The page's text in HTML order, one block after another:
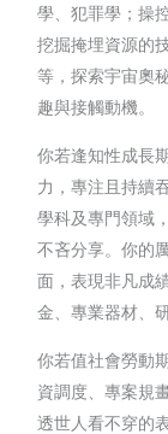
學、犯罪學；操
挖掘掩埋資源的
等，探索宇宙奧
趣與接觸動機。
你若逢知性成長
力，專注且持續
學科及專門領域
不吝分享。你的
面，表現非凡成
金、專業器材、
你若值社會勞動
資調度、專案規
透世人看不穿的